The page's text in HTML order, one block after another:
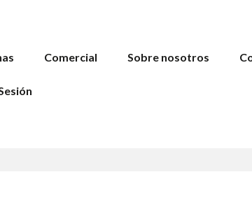
Comercial Sobre nosotros